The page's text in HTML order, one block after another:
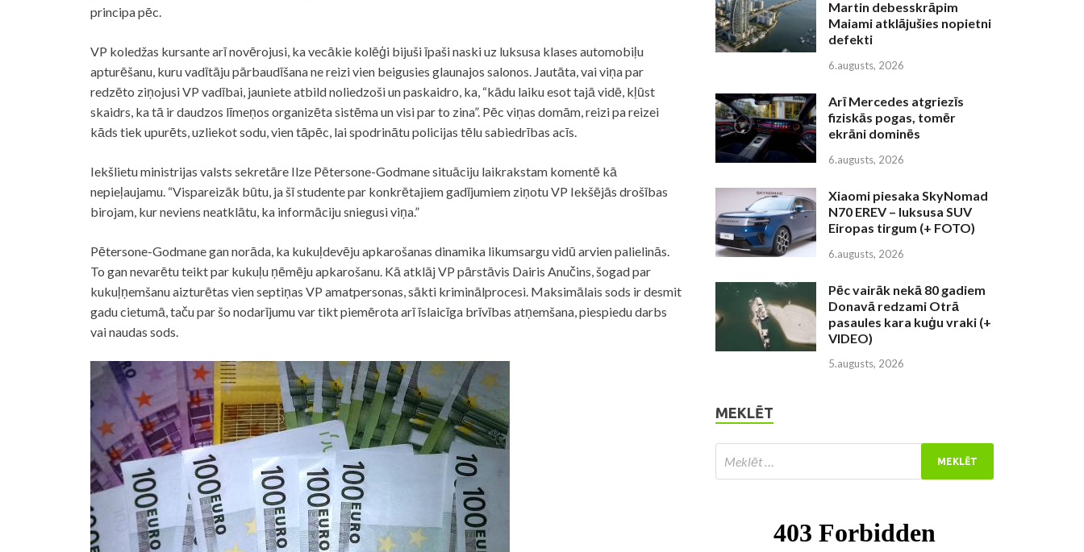
principa pēc.
VP koledžas kursante arī novērojusi, ka vecākie kolēģi bijuši īpaši naski uz luksusa klases automobiļu
apturēšanu, kuru vadītāju pārbaudīšana ne reizi vien beigusies glaunajos salonos. Jautāta, vai viņa par
redzēto ziņojusi VP vadībai, jauniete atbild noliedzoši un paskaidro, ka, “kādu laiku esot tajā vidē, kļūst
skaidrs, ka tā ir daudzos līmeņos organizēta sistēma un visi par to zina”. Pēc viņas domām, reizi pa reizei
kāds tiek upurēts, uzliekot sodu, vien tāpēc, lai spodrinātupolicijas tēlu sabiedrības acīs.
Iekšlietu ministrijas valsts sekretāre Ilze Pētersone-Godmane situāciju laikrakstam komentē kā
nepieļaujamu. “Vispareizāk būtu, ja šī studente par konkrētajiem gadījumiem ziņotu VP Iekšējās drošības
birojam, kur neviens neatklātu, ka informāciju sniegusi viņa.”
Pētersone-Godmane gan norāda, ka kukuļdevēju apkarošanas dinamika likumsargu vidū arvien palielinās.
To gan nevarētu teikt par kukuļu ņēmēju apkarošanu. Kā atklāj VP pārstāvis Dairis Anučins, šogad par
kukuļņemšanu aizturētas vien septiņas VP amatpersonas, sākti kriminālprocesi. Maksimālais sods ir desmit
gadu cietumā, taču par šo nodarījumu var tikt piemērota arī īslaicīga brīvības atņemšana, piespiedu darbs
vai naudas sods.
Martin debesskrāpim
Maiami atklājušies nopietni
defekti
6.augusts, 2026
Arī Mercedes atgriezīs
fiziskās pogas, tomēr
ekrāni dominēs
6.augusts, 2026
Xiaomi piesaka SkyNomad
N70 EREV – luksusa SUV
Eiropas tirgum (+ FOTO)
6.augusts, 2026
Pēc vairāk nekā 80 gadiem
Donavā redzami Otrā
pasaules kara kuģu vraki (+
VIDEO)
5.augusts, 2026
MEKLĒT